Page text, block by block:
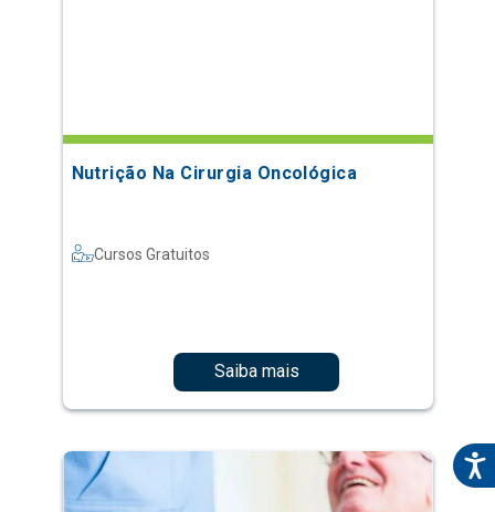
Nutrição Na Cirurgia Oncológica
Cursos Gratuitos
Saiba mais